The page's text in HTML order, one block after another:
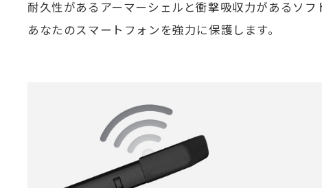
耐久性があるアーマーシェルと衝撃吸収力があるソフ
あなたのスマートフォンを強力に保護します。